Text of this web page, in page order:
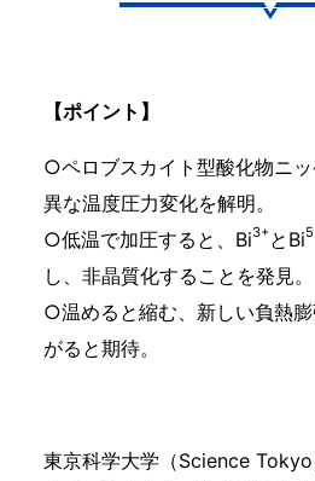
【ポイント】
○ペロブスカイト型酸化物ニ
異な温度圧力変化を解明。
○低温で加圧すると、Bi3+とBi
し、非晶質化することを発見。
○温めると縮む、新しい負熱
がると期待。
東京科学大学（Science